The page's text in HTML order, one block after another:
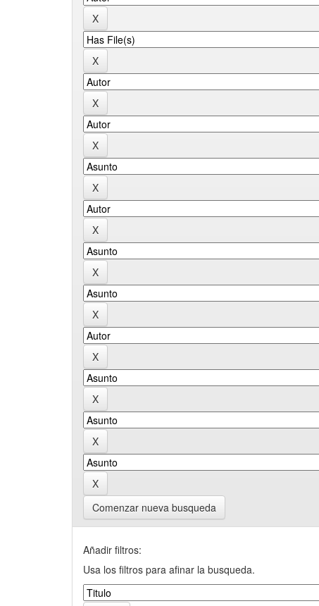
Comenzar nueva busqueda
Añadir filtros:
Usa los filtros para afinar la busqueda.